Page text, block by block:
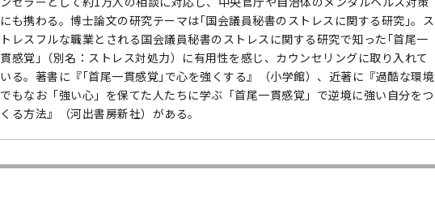
にも携わる。博士論文の研究テーマは｢国会議員秘書のストレスに関する研究｣。ス
トレスフルな職業とされる国会議員秘書のストレスに関する研究で知った｢首尾一
貫感覚｣（別名：ストレス対処力）に有用性を感じ、カウンセリングに取り入れて
いる。著書に『｢首尾一貫感覚｣で心を強くする』（小学館）、近著に『過酷な環境
でもなお「強い心」を保てた人たちに学ぶ「首尾一貫感覚」で逆境に強い自分をつ
くる方法』（河出書房新社）がある。